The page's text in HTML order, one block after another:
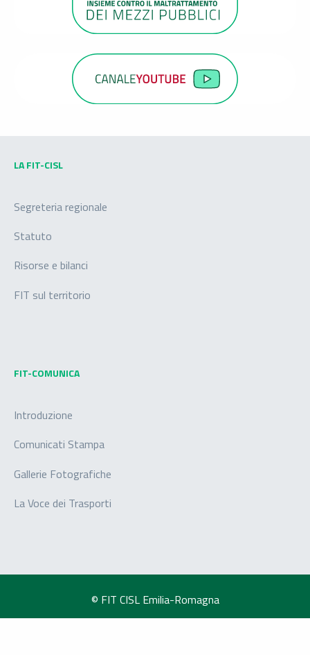
LA FIT-CISL
Segreteria regionale
Statuto
Risorse e bilanci
FIT sul territorio
FIT-COMUNICA
Introduzione
Comunicati Stampa
Gallerie Fotografiche
La Voce dei Trasporti
© FIT CISL Emilia-Romagna